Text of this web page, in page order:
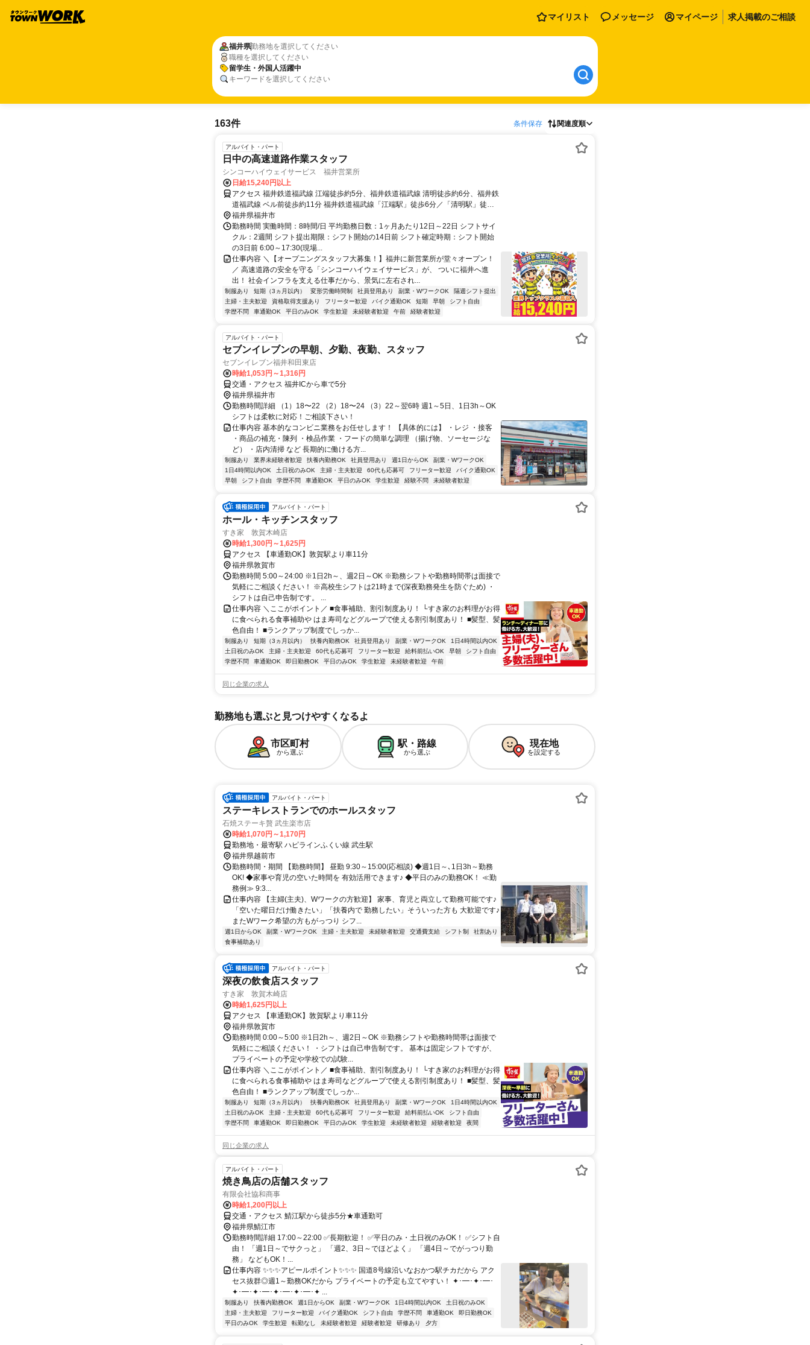
マイリスト メッセージ マイページ 求人掲載のご相談
福井県勤務地を選択してください
職種を選択してください
留学生・外国人活躍中
キーワードを選択してください
163件 条件保存 関連度順
アルバイト・パート
日中の高速道路作業スタッフ
シンコーハイウェイサービス 福井営業所
日給15,240円以上
アクセス 福井鉄道福武線 江端徒歩約5分、福井鉄道福武線 清明徒歩約6分、福井鉄
道福武線 ベル前徒歩約11分 福井鉄道福武線「江端駅」徒歩6分／「清明駅」徒歩7
分【車・バイク通勤OK（無料駐車場完備！）】＼面接時も車・バイクで来社OK♪
／
福井県福井市
勤務時間 実働時間：8時間/日 平均勤務日数：1ヶ月あたり12日～22日 シフトサイ
クル：2週間 シフト提出期限：シフト開始の14日前 シフト確定時期：シフト開始
の3日前 6:00～17:30(現場...
仕事内容 ＼【オープニングスタッフ大募集！】福井に新営業所が堂々オープン！
／ 高速道路の安全を守る「シンコーハイウェイサービス」が、 ついに福井へ進
出！ 社会インフラを支える仕事だから、景気に左右され...
制服あり 短期（3ヵ月以内） 変形労働時間制 社員登用あり 副業・WワークOK
隔週シフト提出
主婦・主夫歓迎
資格取得支援あり フリーター歓迎 バイク通勤OK 短期 早朝
シフト自由
学歴不問
車通勤OK 平日のみOK 学生歓迎 未経験者歓迎 午前 経験者歓迎
アルバイト・パート
セブンイレブンの早朝、夕勤、夜勤、スタッフ
セブンイレブン福井和田東店
時給1,053円～1,316円
交通・アクセス 福井ICから車で5分
福井県福井市
勤務時間詳細 （1）18〜22 （2）18〜24 （3）22～翌6時 週1～5日、1日3h～OK
シフトは柔軟に対応！ご相談下さい！
仕事内容 基本的なコンビニ業務をお任せします！ 【具体的には】 ・レジ ・接客
・商品の補充・陳列 ・検品作業 ・フードの簡単な調理 （揚げ物、ソーセージな
ど） ・店内清掃 など 長期的に働ける方...
制服あり 業界未経験者歓迎 扶養内勤務OK 社員登用あり 週1日からOK
副業・WワークOK
1日4時間以内OK
土日祝のみOK 主婦・主夫歓迎 60代も応募可 フリーター歓迎
バイク通勤OK
早朝
シフト自由 学歴不問 車通勤OK 平日のみOK 学生歓迎 経験不問 未経験者歓迎
アルバイト・パート
ホール・キッチンスタッフ
すき家 敦賀木崎店
時給1,300円～1,625円
アクセス 【車通勤OK】敦賀駅より車11分
福井県敦賀市
勤務時間 5:00～24:00 ※1日2h～、週2日～OK ※勤務シフトや勤務時間帯は面接で
気軽にご相談ください！ ※高校生シフトは21時まで(深夜勤務発生を防ぐため) ・
シフトは自己申告制です。 ...
仕事内容 ＼ここがポイント／ ■食事補助、割引制度あり！ └すき家のお料理がお得
に食べられる食事補助や はま寿司などグループで使える割引制度あり！ ■髪型、髪
色自由！ ■ランクアップ制度でしっか...
制服あり 短期（3ヵ月以内） 扶養内勤務OK 社員登用あり 副業・WワークOK
1日4時間以内OK
土日祝のみOK
主婦・主夫歓迎 60代も応募可 フリーター歓迎 給料前払いOK 早朝
シフト自由
学歴不問
車通勤OK 即日勤務OK 平日のみOK 学生歓迎 未経験者歓迎 午前
同じ企業の求人
勤務地も選ぶと見つけやすくなるよ
市区町村
から選ぶ
駅・路線
から選ぶ
現在地
を設定する
アルバイト・パート
ステーキレストランでのホールスタッフ
石焼ステーキ贅 武生楽市店
時給1,070円～1,170円
勤務地・最寄駅 ハピラインふくい線 武生駅
福井県越前市
勤務時間・期間 【勤務時間】 昼勤 9:30～15:00(応相談) ◆週1日～､1日3h～勤務
OK! ◆家事や育児の空いた時間を 有効活用できます♪ ◆平日のみの勤務OK！ ≪勤
務例≫ 9:3...
仕事内容 【主婦(主夫)、Wワークの方歓迎】 家事、育児と両立して勤務可能です♪
「空いた曜日だけ働きたい」「扶養内で 勤務したい」そういった方も 大歓迎です♪
またWワーク希望の方もがっつり シフ...
週1日からOK 副業・WワークOK 主婦・主夫歓迎 未経験者歓迎 交通費支給 シフト制
社割あり
食事補助あり
アルバイト・パート
深夜の飲食店スタッフ
すき家 敦賀木崎店
時給1,625円以上
アクセス 【車通勤OK】敦賀駅より車11分
福井県敦賀市
勤務時間 0:00～5:00 ※1日2h～、週2日～OK ※勤務シフトや勤務時間帯は面接で
気軽にご相談ください！ ・シフトは自己申告制です。 基本は固定シフトですが、
プライベートの予定や学校での試験...
仕事内容 ＼ここがポイント／ ■食事補助、割引制度あり！ └すき家のお料理がお得
に食べられる食事補助や はま寿司などグループで使える割引制度あり！ ■髪型、髪
色自由！ ■ランクアップ制度でしっか...
制服あり 短期（3ヵ月以内） 扶養内勤務OK 社員登用あり 副業・WワークOK
1日4時間以内OK
土日祝のみOK
主婦・主夫歓迎 60代も応募可 フリーター歓迎 給料前払いOK
シフト自由
学歴不問
車通勤OK 即日勤務OK 平日のみOK 学生歓迎 未経験者歓迎 経験者歓迎 夜間
同じ企業の求人
アルバイト・パート
焼き鳥店の店舗スタッフ
有限会社協和商事
時給1,200円以上
交通・アクセス 鯖江駅から徒歩5分★車通勤可
福井県鯖江市
勤務時間詳細 17:00～22:00 ✅長期歓迎！ ✅平日のみ・土日祝のみOK！ ✅シフト自
由！ 「週1日～でサクっと」 「週2、3日～でほどよく」 「週4日～でがっつり勤
務」 などもOK！...
仕事内容 ✨✨✨アピールポイント✨✨✨ 国道8号線沿いなおかつ駅チカだから アク
セス抜群◎週1～勤務OKだから プライベートの予定も立てやすい！ ✦･━･✦･━･
✦･━･✦･━･✦･━･✦･━･✦ ...
制服あり 扶養内勤務OK 週1日からOK 副業・WワークOK 1日4時間以内OK
土日祝のみOK
主婦・主夫歓迎
フリーター歓迎 バイク通勤OK シフト自由 学歴不問 車通勤OK
即日勤務OK
平日のみOK
学生歓迎 転勤なし 未経験者歓迎 経験者歓迎 研修あり 夕方